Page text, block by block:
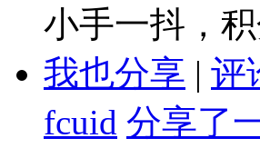
小手一抖，
我也分享 | 评
fcuid 分享了